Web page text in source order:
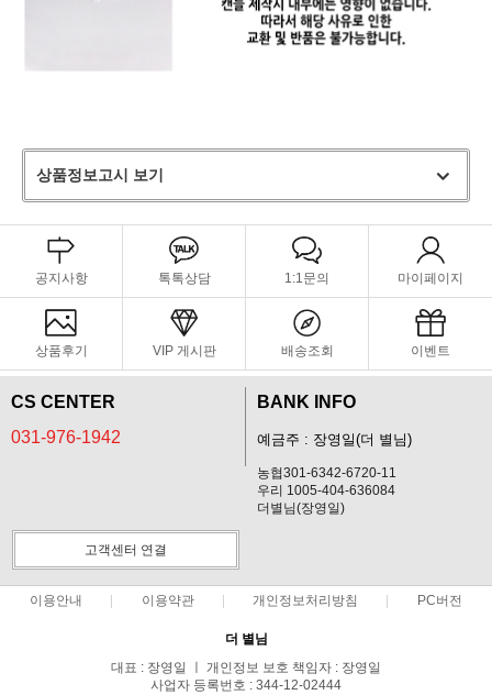
상품정보고시 보기
공지사항 톡톡상담 1:1문의 마이페이지
상품후기 VIP 게시판 배송조회 이벤트
CS CENTER
031-976-1942
BANK INFO
예금주 : 장영일(더 별님)
농협301-6342-6720-11
우리 1005-404-636084
더별님(장영일)
고객센터 연결
이용안내 이용약관 개인정보처리방침 PC버전
더 별님
대표 : 장영일 ㅣ 개인정보 보호 책임자 : 장영일
사업자 등록번호 : 344-12-02444